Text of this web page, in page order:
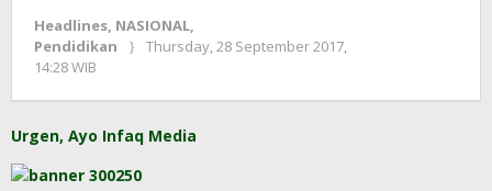
Headlines, NASIONAL,
Pendidikan
Thursday, 28 September 2017,
14:28 WIB
Prawiranegara
Urgen, Ayo Infaq Media